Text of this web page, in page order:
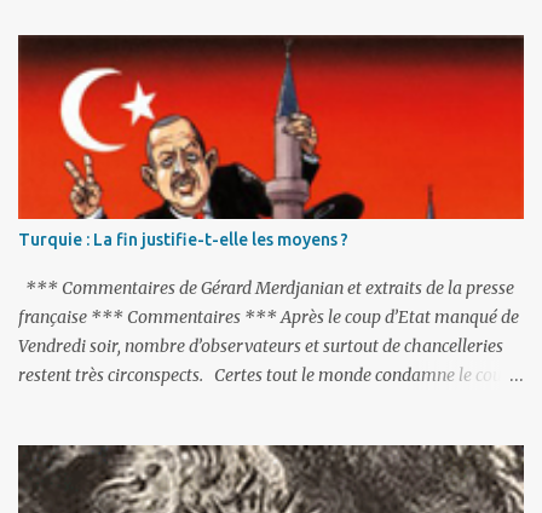
Turquie : La fin justifie-t-elle les moyens ?
*** Commentaires de Gérard Merdjanian et extraits de la presse
française *** Commentaires *** Après le coup d’Etat manqué de
Vendredi soir, nombre d’observateurs et surtout de chancelleries
restent très circonspects. Certes tout le monde condamne le coup
actions menées par le président Erdoğan, et pour certains sur la
réalisation du putsch lui-même.